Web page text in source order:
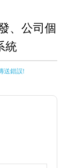
、公司個
統
送錯誤!